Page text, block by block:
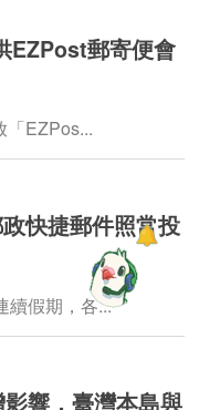
EZPost郵寄便會
「EZPos...
快捷郵件照常投
續假期，各...
響，臺灣本島與